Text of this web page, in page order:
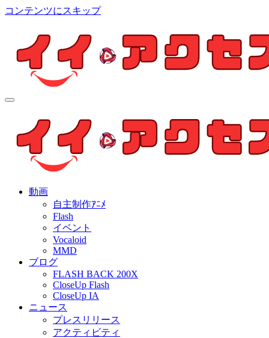
コンテンツにスキップ
個人制作アニメを中心とした動画紹介ブログ
動画
自主制作ｱﾆﾒ
Flash
イベント
Vocaloid
MMD
ブログ
FLASH BACK 200X
CloseUp Flash
CloseUp IA
ニュース
プレスリリース
アクティビティ